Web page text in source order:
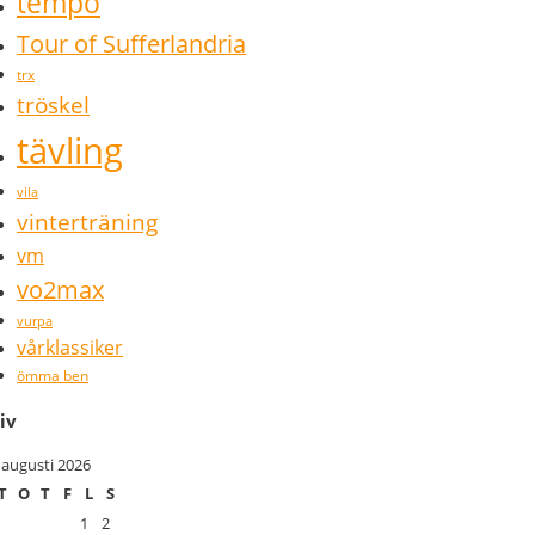
Tour of Sufferlandria
trx
tröskel
tävling
vila
vinterträning
vm
vo2max
vurpa
vårklassiker
ömma ben
augusti 2026
O T F L
S
1
2